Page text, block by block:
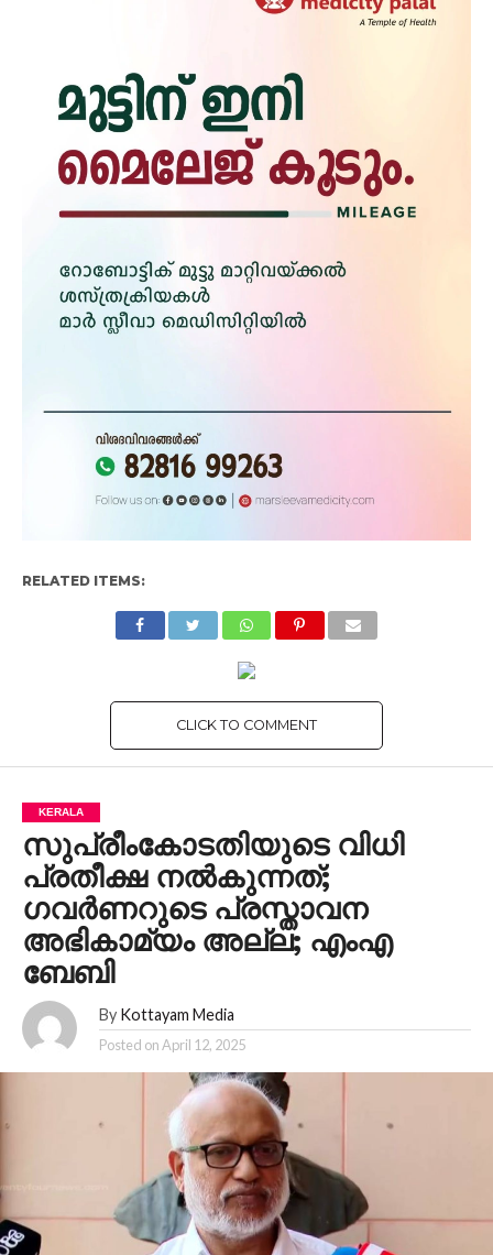
RELATED ITEMS:
CLICK TO COMMENT
KERALA
സുപ്രീംകോടതിയുടെ വിധി
പ്രതീക്ഷ നൽകുന്നത്;
ഗവർണറുടെ പ്രസ്താവന
അഭികാമ്യം അല്ല; എംഎ
ബേബി
By Kottayam Media
Posted onApril 12, 2025